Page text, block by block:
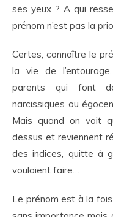
ses yeux ? A qui
prénom n’est pas la
Certes, connaître le
la vie de
parents qui font
narcissiques ou
Mais quand on voit
dessus et reviennent
des indices, quitte à
voulaient faire…
Le prénom est à la